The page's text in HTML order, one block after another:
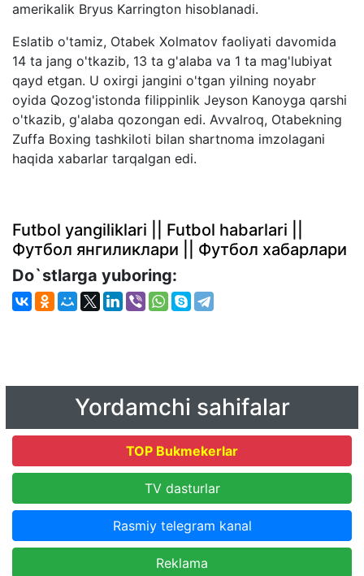
amerikalik Bryus Karrington hisoblanadi.
Eslatib o'tamiz, Otabek Xolmatov faoliyati davomida
14 ta jang o'tkazib, 13 ta g'alaba va 1 ta mag'lubiyat
qayd etgan. U oxirgi jangini o'tgan yilning noyabr
oyida Qozog'istonda filippinlik Jeyson Kanoyga qarshi
o'tkazib, g'alaba qozongan edi. Avvalroq, Otabekning
Zuffa Boxing tashkiloti bilan shartnoma imzolagani
haqida xabarlar tarqalgan edi.
Futbol yangiliklari || Futbol habarlari ||
Футбол янгиликлари || Футбол хабарлари
Do`stlarga yuboring:
Yordamchi sahifalar
TOP Bukmekerlar
TV dasturlar
Rasmiy telegram kanal
Reklama